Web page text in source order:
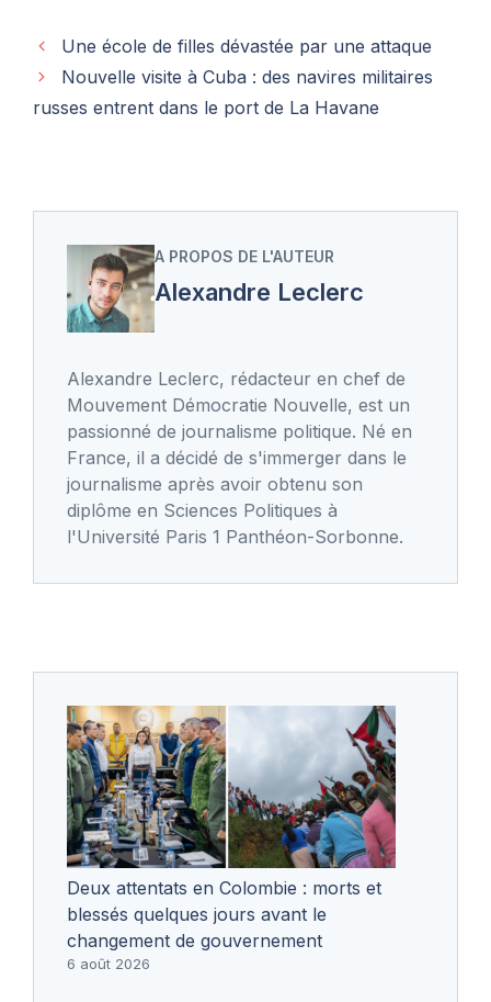
Une école de filles dévastée par une attaque
Nouvelle visite à Cuba : des navires militaires
russes entrent dans le port de La Havane
A PROPOS DE L'AUTEUR
Alexandre Leclerc
Alexandre Leclerc, rédacteur en chef de
Mouvement Démocratie Nouvelle, est un
passionné de journalisme politique. Né en
France, il a décidé de s'immerger dans le
journalisme après avoir obtenu son
diplôme en Sciences Politiques à
l'Université Paris 1 Panthéon-Sorbonne.
Deux attentats en Colombie : morts et
blessés quelques jours avant le
changement de gouvernement
6 août 2026